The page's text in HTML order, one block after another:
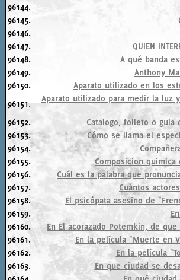
96144.
96145.
96146.
96147.
QUIEN
96148.
A qué banda
96149.
Anthony
96150.
Aparato utilizado en los
96151.
Aparato utilizado para medir la luz
96152.
Catalogo, folleto o guia
96153.
Cómo se llama el
96154.
96155.
Composicion
96156.
Cuál es la palabra que
96157.
Cuántos
96158.
El psicópata asesino de
96159.
96160.
En El acorazado Potemkin, de
96161.
En la película "Muerte en
96162.
En la película
96163.
En que ciudad se